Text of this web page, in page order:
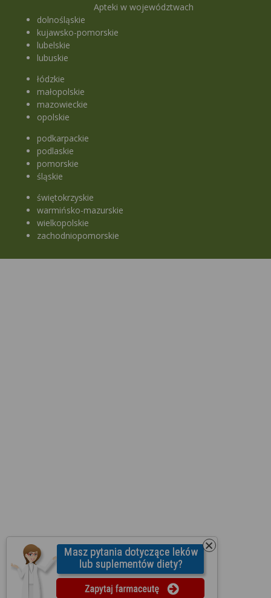
Apteki w województwach
dolnośląskie
kujawsko-pomorskie
lubelskie
lubuskie
łódzkie
małopolskie
mazowieckie
opolskie
podkarpackie
podlaskie
pomorskie
śląskie
świętokrzyskie
warmińsko-mazurskie
wielkopolskie
zachodniopomorskie